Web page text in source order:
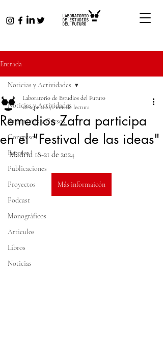
Entrada
Noticias y Actividades
Seminarios y Cursos
Congresos
Eventos
Publicaciones
Proyectos
Podcast
Monográficos
Articulos
Libros
Noticias
Noticias y Actividades
Remedios Zafra participa
en el "Festival de las ideas"
Laboratorio de Estudios del Futuro
18 sept 20241 min de lectura
Madrid 18-21 de 2024
Más informaicón